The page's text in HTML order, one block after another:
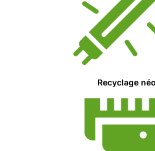
Recyclage